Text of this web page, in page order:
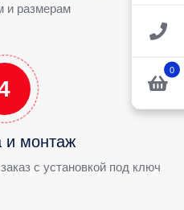
0
и размерам
и монтаж
с установкой под ключ